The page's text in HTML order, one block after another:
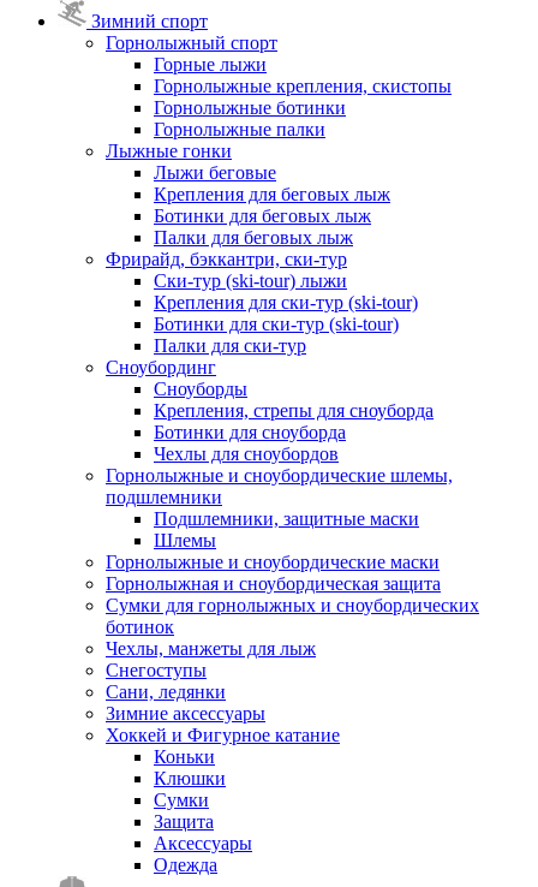
Зимний спорт
Горнолыжный спорт
Горные лыжи
Горнолыжные крепления, скистопы
Горнолыжные ботинки
Горнолыжные палки
Лыжные гонки
Лыжи беговые
Крепления для беговых лыж
Ботинки для беговых лыж
Палки для беговых лыж
Фрирайд, бэккантри, ски-тур
Ски-тур (ski-tour) лыжи
Крепления для ски-тур (ski-tour)
Ботинки для ски-тур (ski-tour)
Палки для ски-тур
Сноубординг
Сноуборды
Крепления, стрепы для сноуборда
Ботинки для сноуборда
Чехлы для сноубордов
Горнолыжные и сноубордические шлемы,
подшлемники
Подшлемники, защитные маски
Шлемы
Горнолыжные и сноубордические маски
Горнолыжная и сноубордическая защита
Сумки для горнолыжных и сноубордических
ботинок
Чехлы, манжеты для лыж
Снегоступы
Сани, ледянки
Зимние аксессуары
Хоккей и Фигурное катание
Коньки
Клюшки
Сумки
Защита
Аксессуары
Одежда